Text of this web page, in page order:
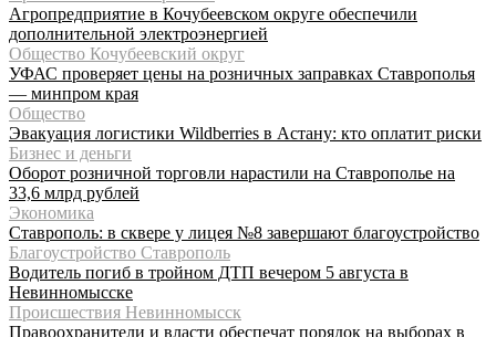
Агропредприятие в Кочубеевском округе обеспечили
дополнительной электроэнергией
Общество Кочубеевский округ
УФАС проверяет цены на розничных заправках Ставрополья
— минпром края
Общество
Эвакуация логистики Wildberries в Астану: кто оплатит риски
Бизнес и деньги
Оборот розничной торговли нарастили на Ставрополье на
33,6 млрд рублей
Экономика
Ставрополь: в сквере у лицея №8 завершают благоустройство
Благоустройство Ставрополь
Водитель погиб в тройном ДТП вечером 5 августа в
Невинномысске
Происшествия Невинномысск
Правоохранители и власти обеспечат порядок на выборах в